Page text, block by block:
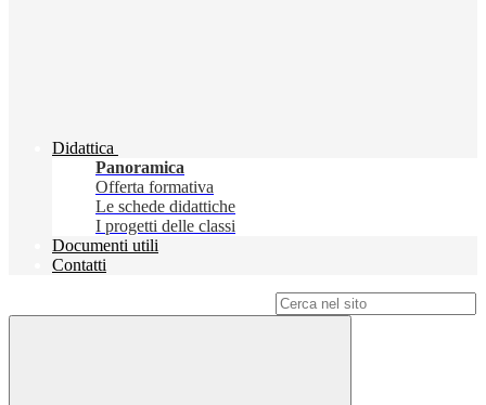
Didattica
Panoramica
Offerta formativa
Le schede didattiche
I progetti delle classi
Documenti utili
Contatti